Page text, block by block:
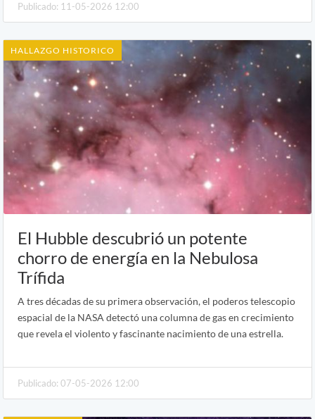
Publicado: 11-05-2026 12:00
HALLAZGO HISTORICO
El Hubble descubrió un potente
chorro de energía en la Nebulosa
Trífida
A tres décadas de su primera observación, el poderos telescopio
espacial de la NASA detectó una columna de gas en crecimiento
que revela el violento y fascinante nacimiento de una estrella.
Publicado: 07-05-2026 12:00